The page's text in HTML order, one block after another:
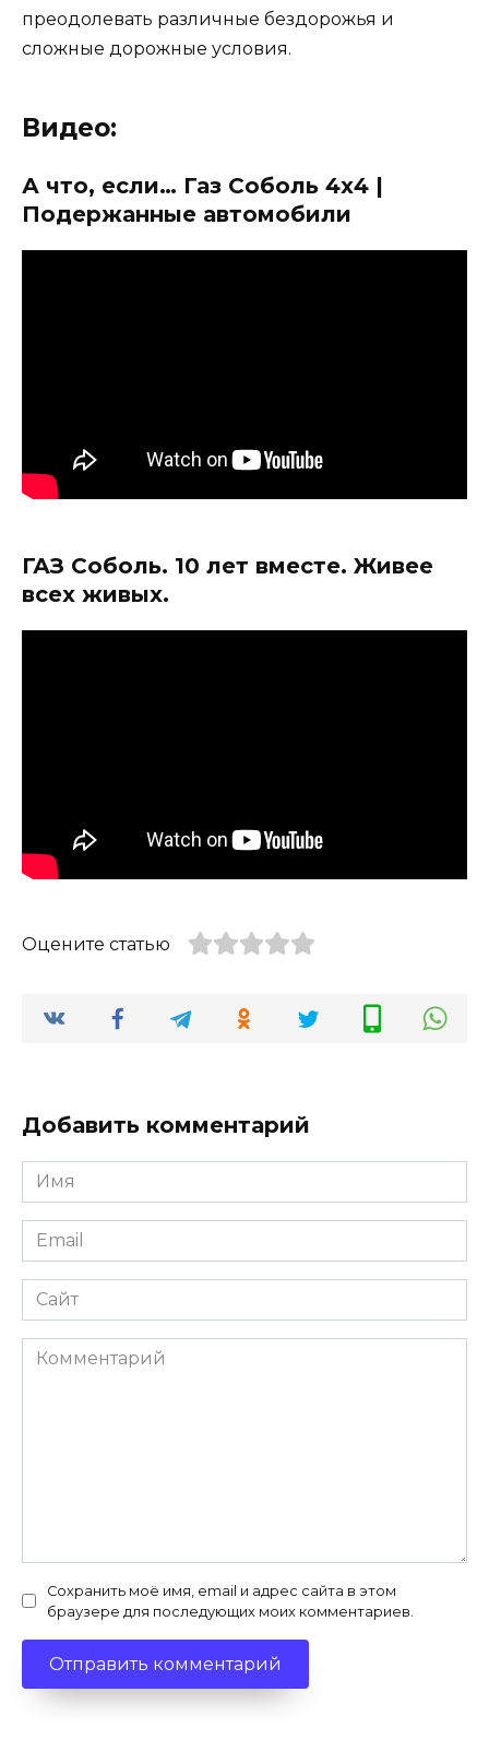
преодолевать различные бездорожья и
сложные дорожные условия.
Видео:
А что, если… Газ Соболь 4х4 |
Подержанные автомобили
ГАЗ Соболь. 10 лет вместе. Живее
всех живых.
Оцените статью
Добавить комментарий
Имя
*
Email
*
Сайт
Комментарий
Сохранить моё имя, email и адрес сайта в этом
браузере для последующих моих комментариев.